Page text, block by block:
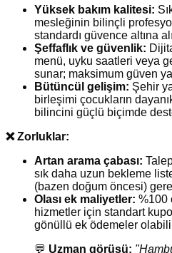
Yüksek bakım kalitesi:
mesleğinin bilinçli
standardı güvence altına
Şeffaflık ve güvenlik:
menü, uyku saatleri veya
sunar; maksimum güven
Bütüncül gelişim: Şehir
birleşimi çocukların
bilincini güçlü biçimde
❌ Zorluklar:
Artan arama çabası:
sık daha uzun bekleme
(bazen doğum öncesi)
Olası ek maliyetler: %100
hizmetler için standart
gönüllü ek ödemeler
💬 Uzman görüşü: